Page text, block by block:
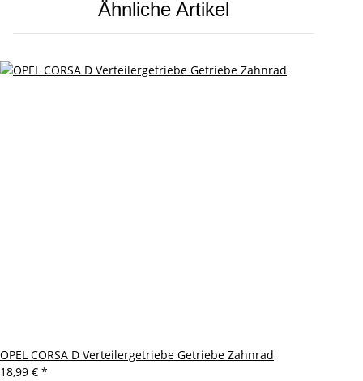
Ähnliche Artikel
OPEL CORSA D Verteilergetriebe Getriebe Zahnrad
18,99 € *